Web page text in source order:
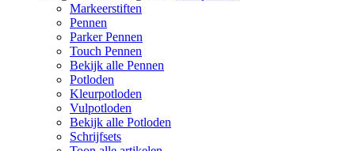
Markeerstiften
Pennen
Parker Pennen
Touch Pennen
Bekijk alle Pennen
Potloden
Kleurpotloden
Vulpotloden
Bekijk alle Potloden
Schrijfsets